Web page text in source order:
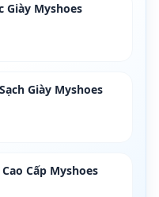
Giày Myshoes
Giày Myshoes
Cấp Myshoes